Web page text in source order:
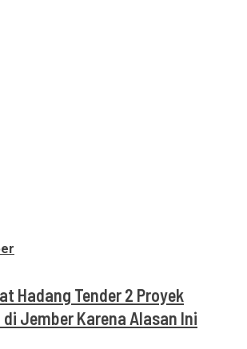
Hadang Tender 2 Proyek
Jember Karena Alasan Ini